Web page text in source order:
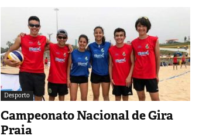
Desporto
Campeonato Nacional de Gira
Praia